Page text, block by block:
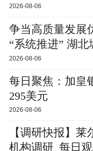
2026-08-06
争当高质量发展
“系统推进” 湖
注
2026-08-06
每日聚焦：加皇
295美元
2026-08-06
【调研快报】
机构调研_每日